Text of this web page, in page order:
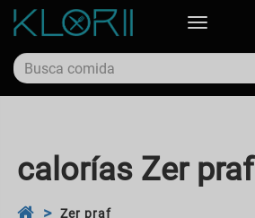
Toggle
calorías Zer praf
Zer praf